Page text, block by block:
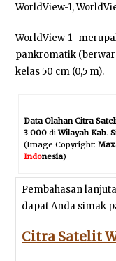
WorldView-1,
WorldView-1
pankromatik
kelas 50 cm (0,5 m).
Data Olahan Citra
3.000diWilayahKab.
(Image Copyright:
Indonesia)
Pembahasan
dapat Anda simak
Citra Satelit